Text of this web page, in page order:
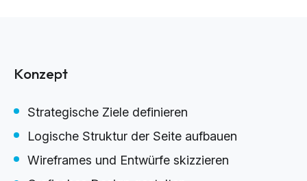
Konzept
Strategische Ziele definieren
Logische Struktur der Seite aufbauen
Wireframes und Entwürfe skizzieren